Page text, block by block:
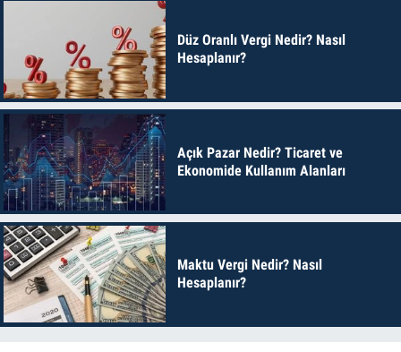
Düz Oranlı Vergi Nedir? Nasıl
Hesaplanır?
Açık Pazar Nedir? Ticaret ve
Ekonomide Kullanım Alanları
Maktu Vergi Nedir? Nasıl
Hesaplanır?